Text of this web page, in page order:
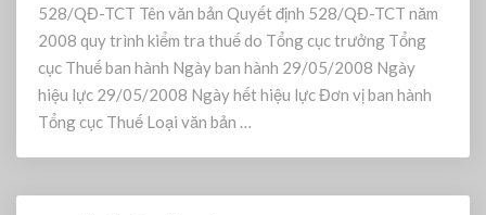
X
D
t
đ
ị
n
h
5
2
528/QĐ-TCT Tên văn bản Quyết định 528/QĐ-TCT năm
2008 quy trình kiểm tra thuế do Tổng cục trưởng Tổng
cục Thuế ban hành Ngày ban hành 29/05/2008 Ngày
hiệu lực 29/05/2008 Ngày hết hiệu lực Đơn vị ban hành
Tổng cục Thuế Loại văn bản …